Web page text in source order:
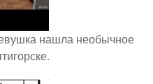
нашла необычное